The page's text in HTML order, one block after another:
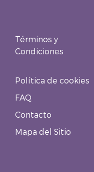
Términos y
Condiciones
Política de cookies
FAQ
Contacto
Mapa del Sitio